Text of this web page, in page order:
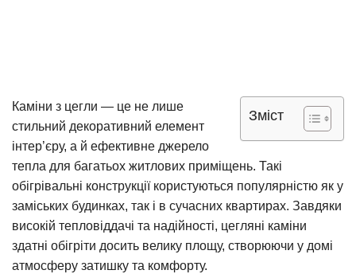
Зміст
Каміни з цегли — це не лише
стильний декоративний елемент
інтер’єру, а й ефективне джерело
тепла для багатьох житлових приміщень. Такі
обігрівальні конструкції користуються популярністю як у
заміських будинках, так і в сучасних квартирах. Завдяки
високій тепловіддачі та надійності, цегляні каміни
здатні обігріти досить велику площу, створюючи у домі
атмосферу затишку та комфорту.